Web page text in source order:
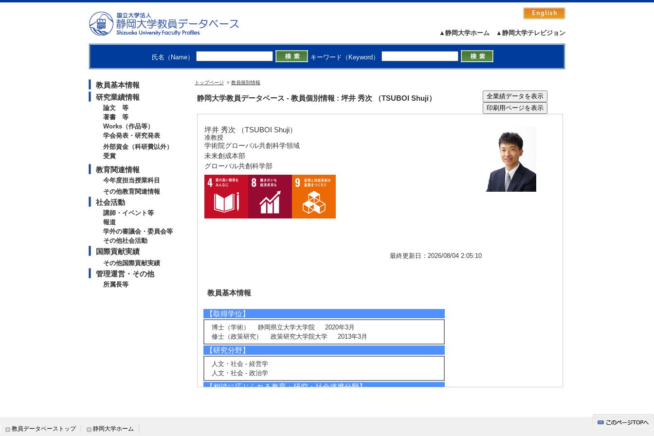
▲静岡大学テレビジョン
▲静岡大学ホーム
氏名（Name） キーワード（Keyword）
教員基本情報
研究業績情報
論文 等
著書 等
Works（作品等）
学会発表・研究発表
外部資金（科研費以外）
受賞
教育関連情報
今年度担当授業科目
その他教育関連情報
社会活動
講師・イベント等
報道
学外の審議会・委員会等
その他社会活動
国際貢献実績
その他国際貢献実績
管理運営・その他
所属長等
トップページ > 教員個別情報
静岡大学教員データベース - 教員個別情報 : 坪井 秀次 （TSUBOI Shuji）
坪井 秀次 （TSUBOI Shuji）
准教授
学術院グローバル共創科学領域
未来創成本部
グローバル共創科学部
最終更新日：2026/08/04 2:05:10
教員基本情報
【取得学位】
博士（学術） 静岡県立大学大学院 2020年3月
修士（政策研究） 政策研究大学院大学 2013年3月
【研究分野】
人文・社会 - 経営学
人文・社会 - 政治学
【相談に応じられる教育・研究・社会連携分野】
教員データベーストップ 静岡大学ホーム